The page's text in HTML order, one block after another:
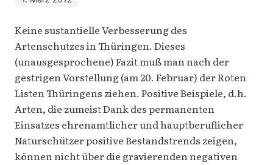
Keine sustantielle Verbesserung des
Artenschutzes in Thüringen. Dieses
(unausgesprochene) Fazit muß man nach der
gestrigen Vorstellung (am 20. Februar) der Roten
Listen Thüringens ziehen. Positive Beispiele, d.h.
Arten, die zumeist Dank des permanenten
Einsatzes ehrenamtlicher und hauptberuflicher
Naturschützer positive Bestandstrends zeigen,
können nicht über die gravierenden negativen